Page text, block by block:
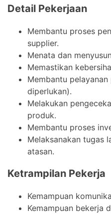
Detail Pekerjaan
Membantu proses
supplier.
Menata dan
Memastikan
Membantu
diperlukan).
Melakukan
produk.
Membantu proses
Melaksanakan tugas
atasan.
Ketrampilan Pekerja
Kemampuan
Kemampuan bekerja